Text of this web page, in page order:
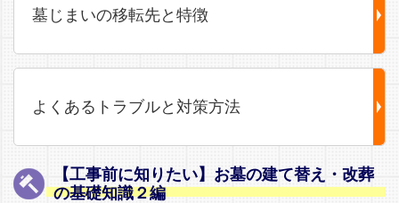
墓じまいの移転先と特徴
よくあるトラブルと対策方法
【工事前に知りたい】お墓の建て替え・改葬
の基礎知識２編